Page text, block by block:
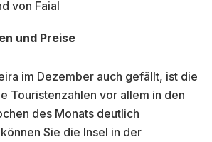
und Preise
im Dezember auch gefällt, ist die
Touristenzahlen vor allem in den
des Monats deutlich
Sie die Insel in der